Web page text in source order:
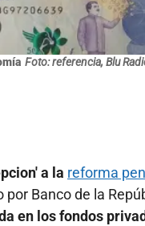
Foto: referencia, Blu
a la reforma
Banco de la
en los fondos